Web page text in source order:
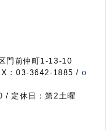
門前仲町1-13-10
：03-3642-1885 / o
/ 定休日：第2土曜